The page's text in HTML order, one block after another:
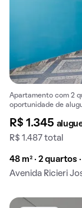
Apartamento com 2
oportunidade de
R$ 1.345
R$ 1.487 total
48 m² · 2 quartos
Avenida Ricieri